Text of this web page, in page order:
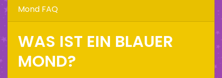
Mond FAQ
WAS IST EIN BLAUER
MOND?